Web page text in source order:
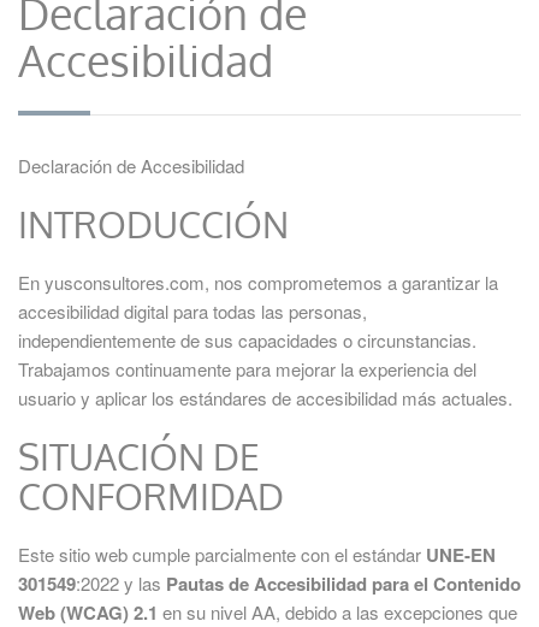
Declaración de
Accesibilidad
Declaración de Accesibilidad
INTRODUCCIÓN
En yusconsultores.com, nos comprometemos a garantizar la
accesibilidad digital para todas las personas,
independientemente de sus capacidades o circunstancias.
Trabajamos continuamente para mejorar la experiencia del
usuario y aplicar los estándares de accesibilidad más actuales.
SITUACIÓN DE
CONFORMIDAD
Este sitio web cumple parcialmente con el estándar UNE-EN
301549:2022 y las Pautas de Accesibilidad para el Contenido
Web (WCAG) 2.1 en su nivel AA, debido a las excepciones que